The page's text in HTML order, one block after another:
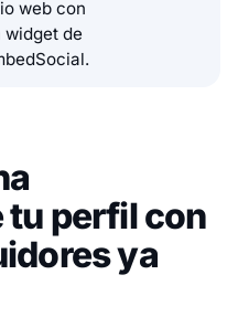
web con
widget de
tu perfil con
ya